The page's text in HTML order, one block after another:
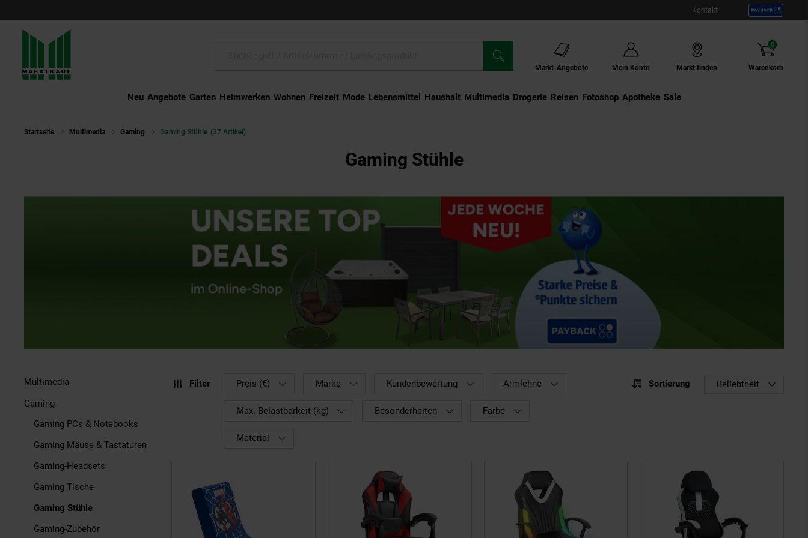
Kontakt
Markt-Angebote Mein Konto Markt finden Warenkorb
0
Artikel
Neu Angebote Garten Heimwerken Wohnen Freizeit Mode Lebensmittel Haushalt Multimedia Drogerie Externer Link:
Reisen Externer Link:
Fotoshop Externer Link:
Apotheke Sale
Startseite Multimedia Gaming Gaming Stühle (37 Artikel)
Gaming Stühle
Multimedia
Gaming
Gaming PCs & Notebooks
Gaming Mäuse & Tastaturen
Gaming-Headsets
Gaming Tische
Gaming Stühle
Gaming-Zubehör
Filter Preis (€) Marke Kundenbewertung Armlehne
Max. Belastbarkeit (kg) Besonderheiten Farbe
Material
Sortierung Beliebtheit